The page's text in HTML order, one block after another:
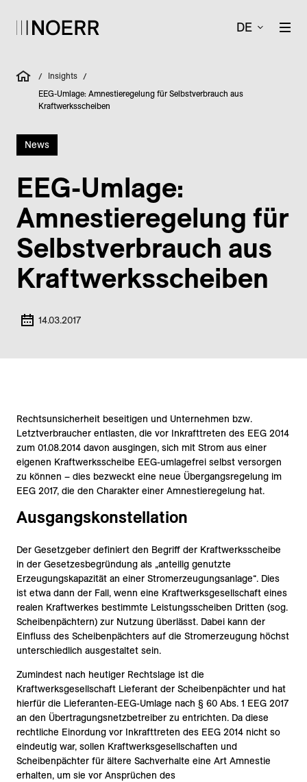
DE
/ Insights /
EEG-Umlage: Amnestieregelung für Selbstverbrauch aus
Kraftwerksscheiben
News
EEG-Umlage:
Amnestie­regelung für
Selbst­verbrauch aus
Kraftwerks­scheiben
14.03.2017
Rechtsunsicherheit beseitigen und Unternehmen bzw.
Letztverbraucher entlasten, die vor Inkrafttreten des EEG 2014
zum 01.08.2014 davon ausgingen, sich mit Strom aus einer
eigenen Kraftwerksscheibe EEG-umlagefrei selbst versorgen
zu können – dies bezweckt eine neue Übergangsregelung im
EEG 2017, die den Charakter einer Amnestieregelung hat.
Ausgangskonstellation
Der Gesetzgeber definiert den Begriff der Kraftwerksscheibe
in der Gesetzesbegründung als „anteilig genutzte
Erzeugungskapazität an einer Stromerzeugungsanlage“. Dies
ist etwa dann der Fall, wenn eine Kraftwerksgesellschaft eines
realen Kraftwerkes bestimmte Leistungsscheiben Dritten (sog.
Scheibenpächtern) zur Nutzung überlässt. Dabei kann der
Einfluss des Scheibenpächters auf die Stromerzeugung höchst
unterschiedlich ausgestaltet sein.
Zumindest nach heutiger Rechtslage ist die
Kraftwerksgesellschaft Lieferant der Scheibenpächter und hat
hierfür die Lieferanten-EEG-Umlage nach § 60 Abs. 1 EEG 2017
an den Übertragungsnetzbetreiber zu entrichten. Da diese
rechtliche Einordung vor Inkrafttreten des EEG 2014 nicht so
eindeutig war, sollen Kraftwerksgesellschaften und
Scheibenpächter für ältere Sachverhalte eine Art Amnestie
erhalten, um sie vor Ansprüchen des